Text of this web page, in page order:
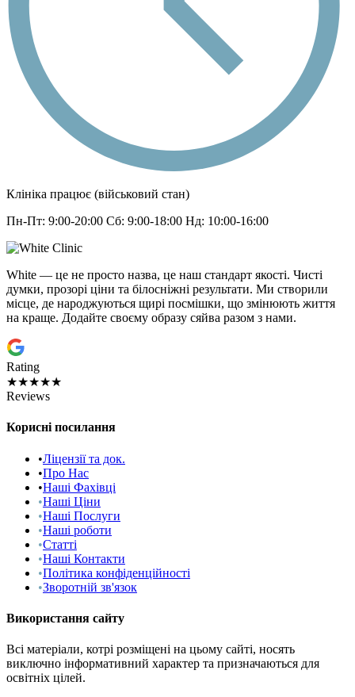
Клініка працює (військовий стан)
Пн-Пт: 9:00-20:00 Сб: 9:00-18:00 Нд: 10:00-16:00
White — це не просто назва, це наш стандарт якості. Чисті
думки, прозорі ціни та білосніжні результати. Ми створили
місце, де народжуються щирі посмішки, що змінюють життя
на краще. Додайте своєму образу сяйва разом з нами.
Rating
★★★★★
Reviews
Корисні посилання
•Ліцензії та док.
•Про Нас
•Наші Фахівці
•Наші Ціни
•Наші Послуги
•Наші роботи
•Статті
•Наші Контакти
•Політика конфіденційності
•Зворотній зв'язок
Використання сайту
Всі матеріали, котрі розміщені на цьому сайті, носять
виключно інформативний характер та призначаються для
освітніх цілей.